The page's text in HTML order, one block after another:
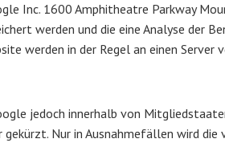
Inc. 1600 Amphitheatre Parkway
werden und die eine Analyse der
werden in der Regel an einen Server
jedoch innerhalb von
Nur in Ausnahmefällen wird die